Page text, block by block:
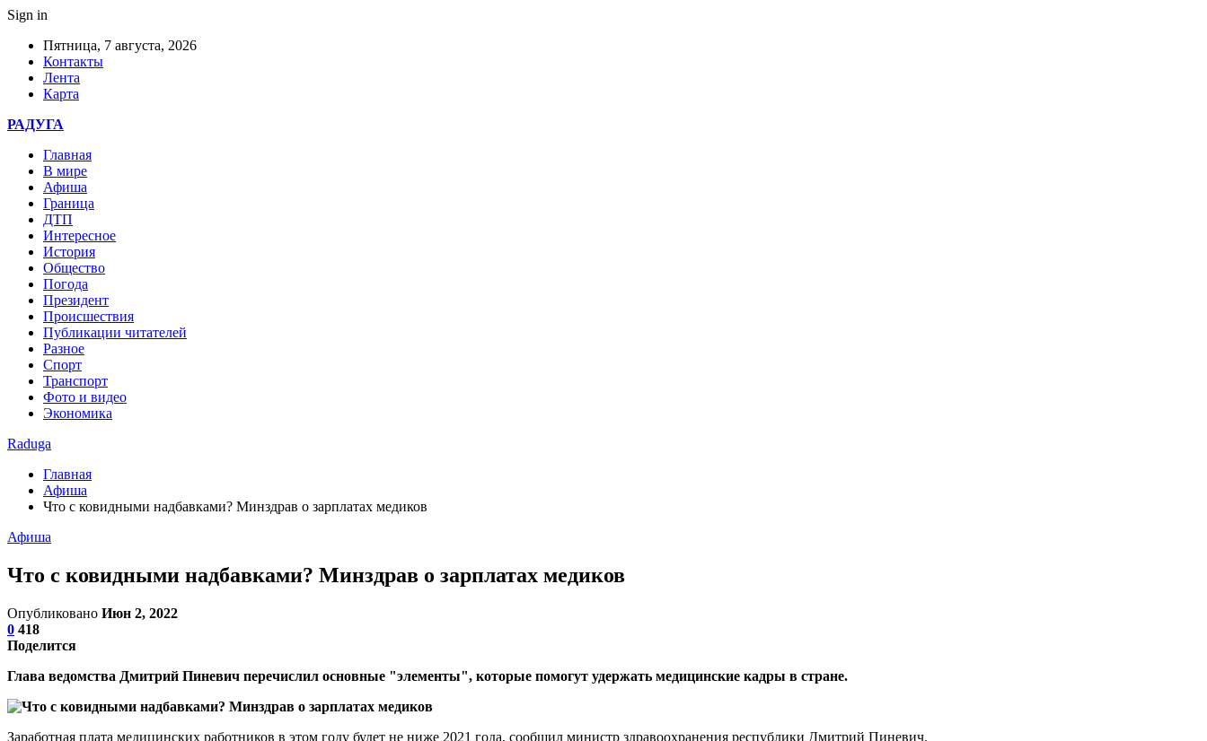
Sign in
Пятница, 7 августа, 2026
Контакты
Лента
Карта
РАДУГА
Главная
В мире
Афиша
Граница
ДТП
Интересное
История
Общество
Погода
Президент
Происшествия
Публикации читателей
Разное
Спорт
Транспорт
Фото и видео
Экономика
Raduga
Главная
Афиша
Что с ковидными надбавками? Минздрав о зарплатах медиков
Афиша
Что с ковидными надбавками? Минздрав о зарплатах медиков
Опубликовано Июн 2, 2022
0 418
Поделится
Глава ведомства Дмитрий Пиневич перечислил основные "элементы", которые помогут удержать медицинские кадры в стране.
Заработная плата медицинских работников в этом году будет не ниже 2021 года, сообщил министр здравоохранения республики Дмитрий Пиневич.